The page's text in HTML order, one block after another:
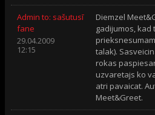
Admin to: sašutusī
fane
29.04.2009
12:15
Diemzel
gadijumos,
talak).
rokas
uzvaretajs ko
atri pavaicat.
Meet&Greet.